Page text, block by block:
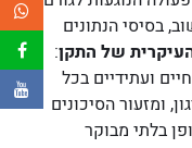
בסיסי הנתונים
של התקן:
ועתידיים בכל
ומזעור הסיכונים
בלתי מבוקר